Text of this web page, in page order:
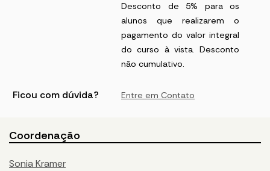
Desconto de 5% para os
alunos que realizarem o
pagamento do valor integral
do curso à vista. Desconto
não cumulativo.
Ficou com dúvida? Entre em Contato
Coordenação
Sonia Kramer